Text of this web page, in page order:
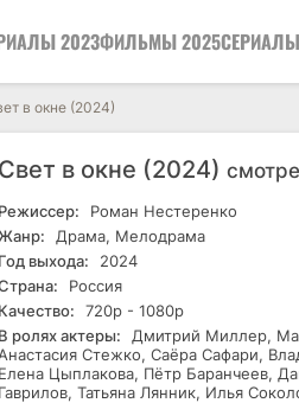
2023ФИЛЬМЫ 2025
в окне (2024)
Свет в окне (2024)
Режиссер:
Роман Нестеренко
Драма, Мелодрама
Год выхода:
2024
Россия
Качество:
720р - 1080р
В ролях актеры:
Дмитрий Миллер,
Стежко, Саёра Сафари,
Елена Цыплакова, Пётр Баранчеев,
Гаврилов, Татьяна Лянник, Илья